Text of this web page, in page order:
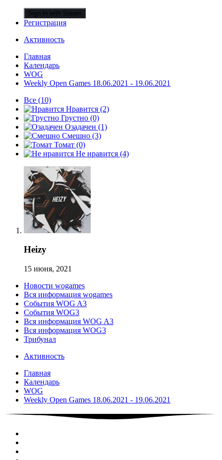
Sign in with Steam
Регистрация
Активность
Главная
Календарь
WOG
Weekly Open Games 18.06.2021 - 19.06.2021
Все (10)
Нравится (2)
Грустно (0)
Озадачен (1)
Смешно (3)
Томат (0)
Не нравится (4)
Heizy
15 июня, 2021
Новости wogames
Вся информация wogames
События WOG A3
События WOG3
Вся информация WOG A3
Вся информация WOG3
Трибунал
Активность
Главная
Календарь
WOG
Weekly Open Games 18.06.2021 - 19.06.2021